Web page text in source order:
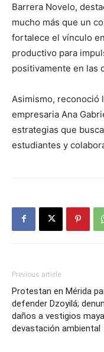
Barrera Novelo,
mucho más que un
fortalece el vínculo
productivo para
positivamente en las
Asimismo, reconoció
empresaria Ana
estrategias que
estudiantes y
Previous article
Protestan en Mérida
defender Dzoyilá;
daños a vestigios
devastación ambiental